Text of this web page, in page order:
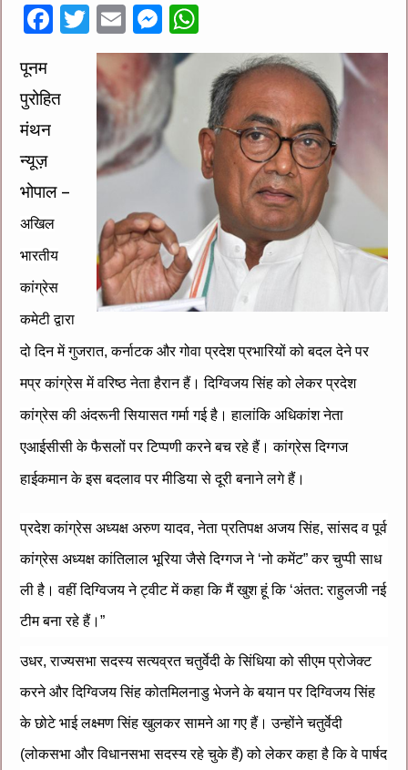
F
b
k
T
wi
tt
er
E
m
ai
l
M
es
se
n
g
h
at
sA
p
p
पूनम
पुरोहित
मंथन
न्यूज़
भोपाल –
अखिल
भारतीय
कांग्रेस
कमेटी द्वारा
दो दिन में गुजरात, कर्नाटक और गोवा प्रदेश प्रभारियों को बदल देने पर
मप्र कांग्रेस में वरिष्ठ नेता हैरान हैं। दिग्विजय सिंह को लेकर प्रदेश
कांग्रेस की अंदरूनी सियासत गर्मा गई है। हालांकि अधिकांश नेता
एआईसीसी के फैसलों पर टिप्पणी करने बच रहे हैं। कांग्रेस दिग्गज
हाईकमान के इस बदलाव पर मीडिया से दूरी बनाने लगे हैं।
प्रदेश कांग्रेस अध्यक्ष अरुण यादव, नेता प्रतिपक्ष अजय सिंह, सांसद व पूर्व
कांग्रेस अध्यक्ष कांतिलाल भूरिया जैसे दिग्गज ने ‘नो कमेंट” कर चुप्पी साध
ली है। वहीं दिग्विजय ने ट्वीट में कहा कि मैं खुश हूं कि ‘अंतत: राहुलजी नई
टीम बना रहे हैं।”
उधर, राज्यसभा सदस्य सत्यव्रत चतुर्वेदी के सिंधिया को सीएम प्रोजेक्ट
करने और दिग्विजय सिंह कोतमिलनाडु भेजने के बयान पर दिग्विजय सिंह
के छोटे भाई लक्ष्मण सिंह खुलकर सामने आ गए हैं। उन्होंने चतुर्वेदी
(लोकसभा और विधानसभा सदस्य रहे चुके हैं) को लेकर कहा है कि वे पार्षद